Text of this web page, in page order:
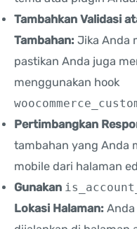
Tambahkan Validasi
Tambahan: Jika Anda
pastikan Anda juga
menggunakan hook
Pertimbangkan
tambahan yang Anda
mobile dari halaman
Gunakan
Lokasi Halaman: